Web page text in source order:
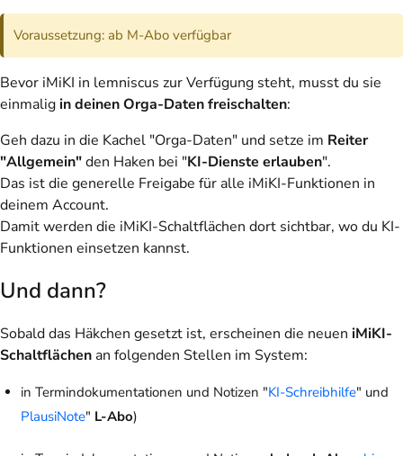
Voraussetzung: ab M-Abo verfügbar
Bevor iMiKI in lemniscus zur Verfügung steht, musst du sie
einmalig in deinen Orga-Daten freischalten:
Geh dazu in die Kachel "Orga-Daten" und setze im Reiter
"Allgemein"den Haken bei "KI-Dienste erlauben".
Das ist die generelle Freigabe für alle iMiKI-Funktionen in
deinem Account.
Damit werden die iMiKI-Schaltflächen dort sichtbar, wo du KI-
Funktionen einsetzen kannst.
Und dann?
Sobald das Häkchen gesetzt ist, erscheinen die neuen iMiKI-
Schaltflächen an folgenden Stellen im System:
in Termindokumentationen und Notizen "KI-Schreibhilfe" und
PlausiNote" L-Abo)